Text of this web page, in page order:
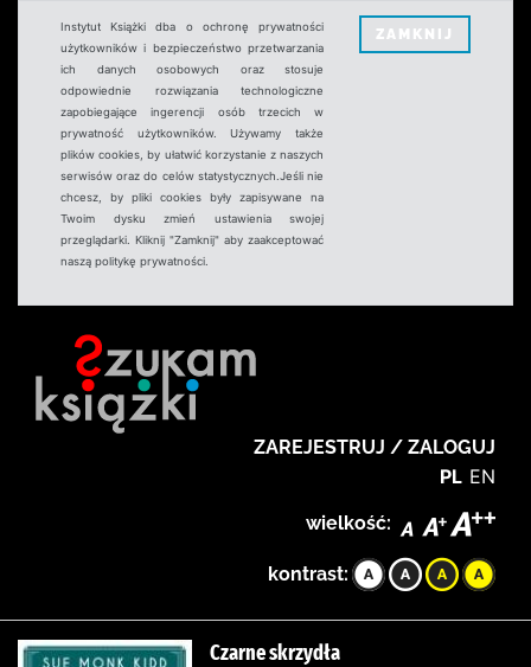
Instytut Książki dba o ochronę prywatności
użytkowników i bezpieczeństwo przetwarzania
ich danych osobowych oraz stosuje
odpowiednie rozwiązania technologiczne
zapobiegające ingerencji osób trzecich w
prywatność użytkowników. Używamy także
plików cookies, by ułatwić korzystanie z naszych
serwisów oraz do celów statystycznych.Jeśli nie
chcesz, by pliki cookies były zapisywane na
Twoim dysku zmień ustawienia swojej
przeglądarki. Kliknij "Zamknij" aby zaakceptować
naszą politykę prywatności.
ZAMKNIJ
ZAREJESTRUJ / ZALOGUJ
PL EN
wielkość:
kontrast:
Czarne skrzydła